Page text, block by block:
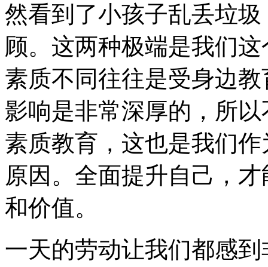
然看到了小孩子乱丢垃
顾。这两种极端是我们
素质不同往往是受身边
影响是非常深厚的，所
素质教育，这也是我们
原因。全面提升自己，
和价值。
一天的劳动让我们都感